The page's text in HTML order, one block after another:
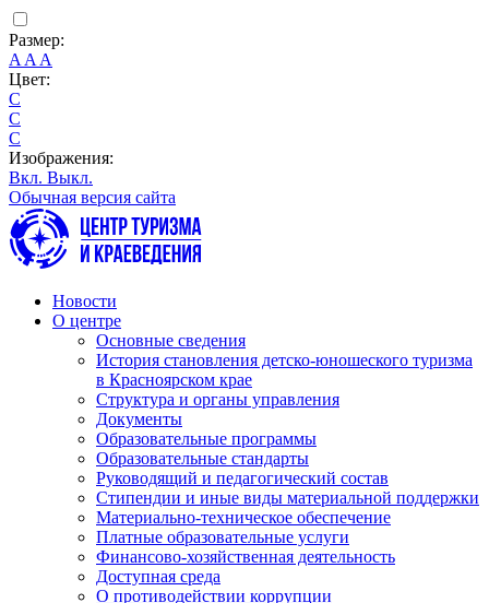
Размер:
A A A
Цвет:
C
C
C
Изображения:
Вкл. Выкл.
Обычная версия сайта
Новости
О центре
Основные сведения
История становления детско-юношеского туризма
в Красноярском крае
Структура и органы управления
Документы
Образовательные программы
Образовательные стандарты
Руководящий и педагогический состав
Стипендии и иные виды материальной поддержки
Материально-техническое обеспечение
Платные образовательные услуги
Финансово-хозяйственная деятельность
Доступная среда
О противодействии коррупции